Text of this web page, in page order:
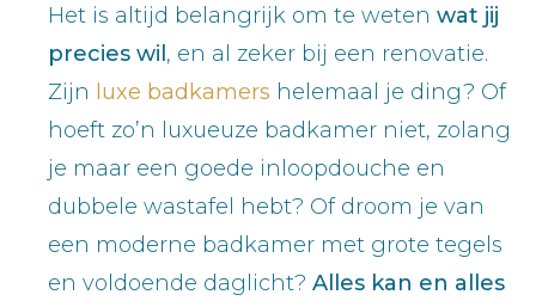
Het is altijd belangrijk om te weten wat jij
precies wil , en al zeker bij een renovatie.
Zijn luxe badkamers helemaal je ding? Of
hoeft zo’n luxueuze badkamer niet, zolang
je maar een goede inloopdouche en
dubbele wastafel hebt? Of droom je van
een moderne badkamer met grote tegels
en voldoende daglicht? Alles kan en alles